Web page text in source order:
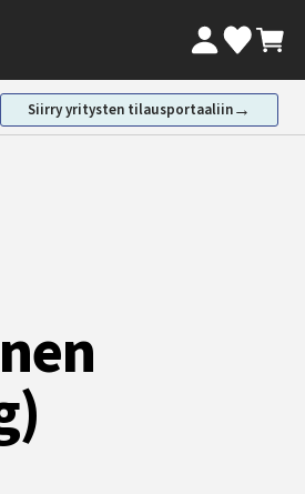
Oma tili
Siirry yritysten tilausportaaliin→